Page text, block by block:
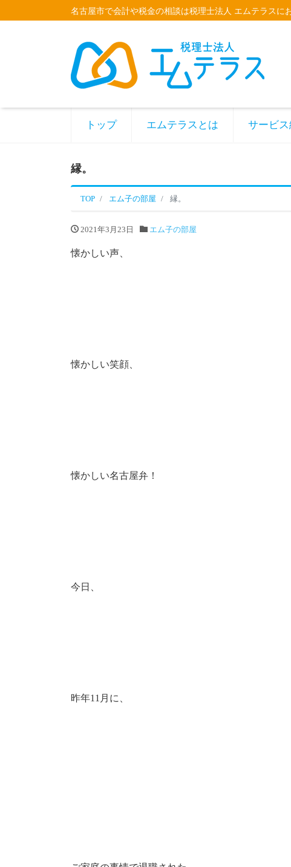
名古屋市で会計や税金の相談は税理士法人 エムテラスに
トップ エムテラスとは サービス
縁。
TOP エム子の部屋 縁。
2021年3月23日 エム子の部屋
懐かしい声、
懐かしい笑顔、
懐かしい名古屋弁！
今日、
昨年11月に、